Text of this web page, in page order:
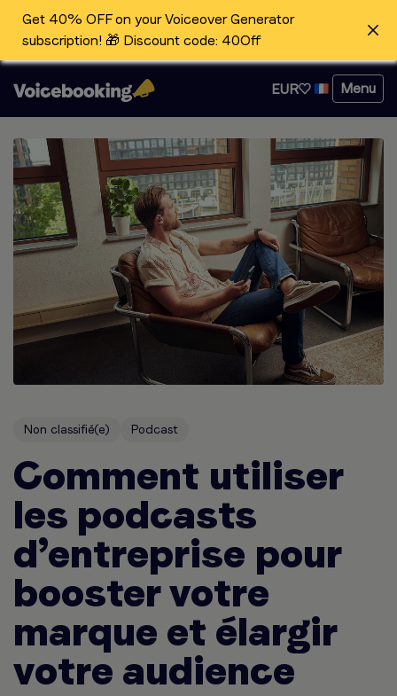
Get 40% OFF on your Voiceover Generator
subscription! 🎁 Discount code: 40Off
EUR Menu
Non classifié(e) Podcast
Comment utiliser
les podcasts
d’entreprise pour
booster votre
marque et élargir
votre audience